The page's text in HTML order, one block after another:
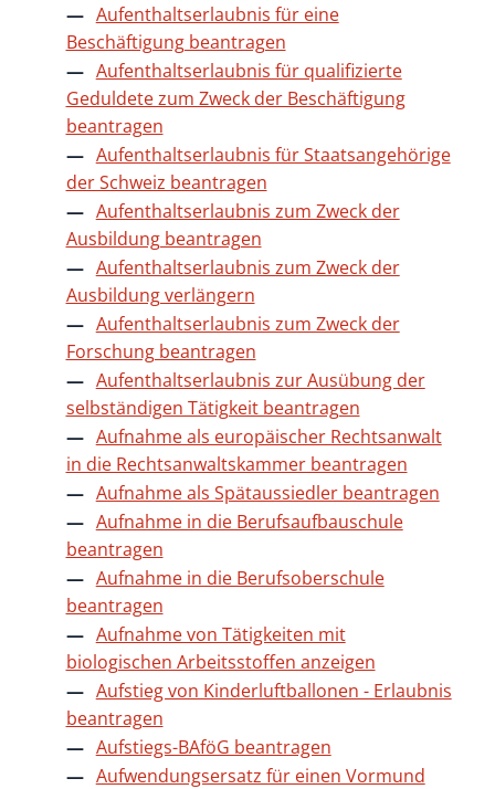
Aufenthaltserlaubnis für eine
Beschäftigung beantragen
Aufenthaltserlaubnis für qualifizierte
Geduldete zum Zweck der Beschäftigung
beantragen
Aufenthaltserlaubnis für Staatsangehörige
der Schweiz beantragen
Aufenthaltserlaubnis zum Zweck der
Ausbildung beantragen
Aufenthaltserlaubnis zum Zweck der
Ausbildung verlängern
Aufenthaltserlaubnis zum Zweck der
Forschung beantragen
Aufenthaltserlaubnis zur Ausübung der
selbständigen Tätigkeit beantragen
Aufnahme als europäischer Rechtsanwalt
in die Rechtsanwaltskammer beantragen
Aufnahme als Spätaussiedler beantragen
Aufnahme in die Berufsaufbauschule
beantragen
Aufnahme in die Berufsoberschule
beantragen
Aufnahme von Tätigkeiten mit
biologischen Arbeitsstoffen anzeigen
Aufstieg von Kinderluftballonen - Erlaubnis
beantragen
Aufstiegs-BAföG beantragen
Aufwendungsersatz für einen Vormund